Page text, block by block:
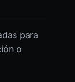
para
o